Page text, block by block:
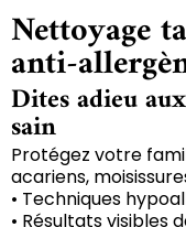
Nettoyage
anti-
Dites adieu
sain
Protégez votre
acariens,
• Techniques
• Résultats visibles